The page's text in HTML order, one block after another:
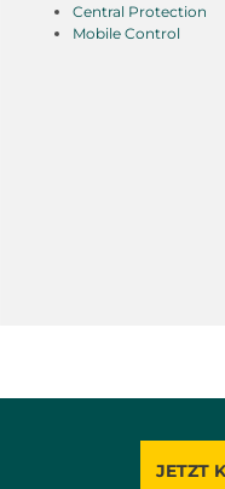
Central Protection
Mobile Control
JETZT